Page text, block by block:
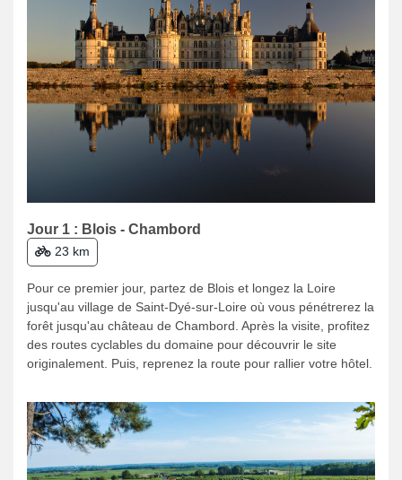
Jour 1 : Blois - Chambord
23 km
Pour ce premier jour, partez de Blois et longez la Loire
jusqu'au village de Saint-Dyé-sur-Loire où vous pénétrerez la
forêt jusqu'au château de Chambord. Après la visite, profitez
des routes cyclables du domaine pour découvrir le site
originalement. Puis, reprenez la route pour rallier votre hôtel.